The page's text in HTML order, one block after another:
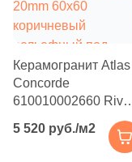
Stynul (5)
Topcer (18
Керамогранит Atlas
Concorde
610010002660 Rive
Antica Riva LASTRA
20mm 60x60
5 520 руб./м2